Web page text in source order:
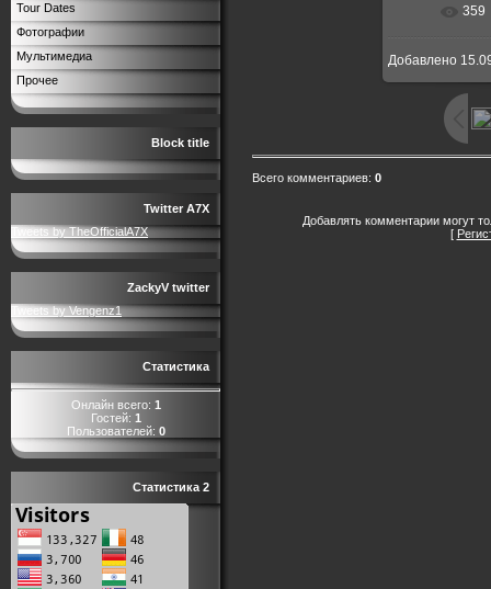
Tour Dates
Фотографии
Мультимедиа
Прочее
Block title
Twitter A7X
Tweets by TheOfficialA7X
ZackyV twitter
Tweets by Vengenz1
Статистика
Онлайн всего: 1
Гостей: 1
Пользователей: 0
Статистика 2
В 359
Добавлено
Всего комментариев: 0
Добавлять комментарии могут
[